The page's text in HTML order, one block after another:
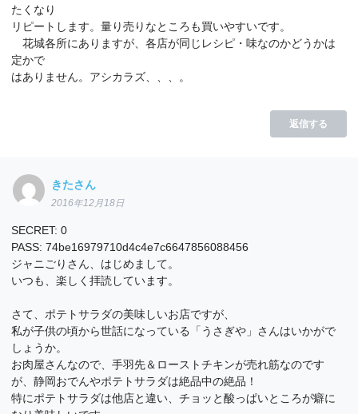
たくなり
リピートします。量り売りなところも買いやすいです。
花城各所にありますが、各店が同じレシピ・味なのかどうかは
定かで
はありません。アシカラズ、、、。
返信する
きたさん
2016年12月18日
SECRET: 0
PASS: 74be16979710d4c4e7c6647856088456
ジャニごりさん、はじめまして。
いつも、楽しく拝読しています。
さて、ポテトサラダの美味しいお店ですが、
私が子供の頃から世話になっている「うさぎや」さんはいかがで
しょうか。
お肉屋さんなので、手羽先＆ローストチキンが売れ筋なのです
が、静岡おでんやポテトサラダは絶品中の絶品！
特にポテトサラダは他店と違い、チョッと酸っぱいところが癖に